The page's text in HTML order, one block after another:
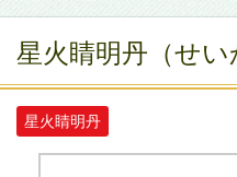
星火睛明丹（せい
星火睛明丹